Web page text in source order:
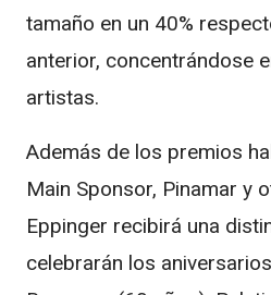
tamaño en un 40%
anterior, concentrándose
artistas.
Además de los premios
Main Sponsor, Pinamar y
Eppinger recibirá una
celebrarán los